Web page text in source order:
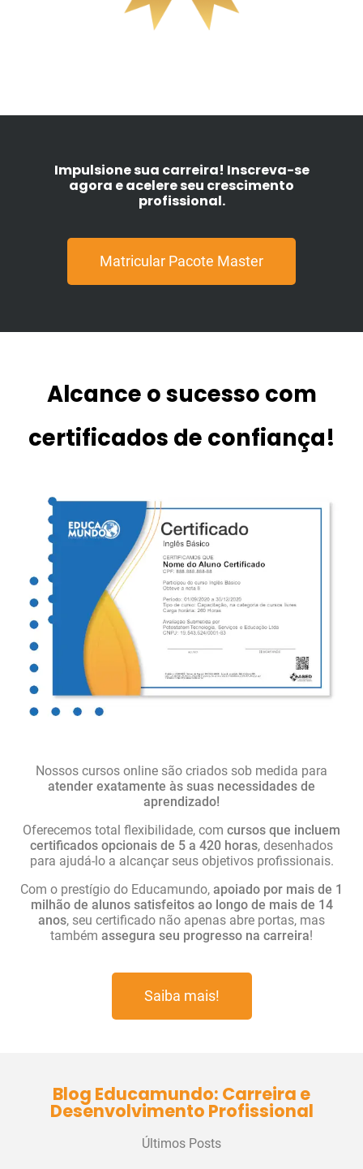
Impulsione sua carreira! Inscreva-se
agora e acelere seu crescimento
profissional.
Matricular Pacote Master
Alcance o sucesso com
certificados de confiança!
Nossos cursos online são criados sob medida para
atender exatamente às suas necessidades de
aprendizado!
Oferecemos total flexibilidade, com cursos que incluem
certificados opcionais de 5 a 420 horas, desenhados
para ajudá-lo a alcançar seus objetivos profissionais.
Com o prestígio do Educamundo, apoiado por mais de 1
milhão de alunos satisfeitos ao longo de mais de 14
anos, seu certificado não apenas abre portas, mas
também assegura seu progresso na carreira!
Saiba mais!
Blog Educamundo: Carreira e
Desenvolvimento Profissional
Últimos Posts